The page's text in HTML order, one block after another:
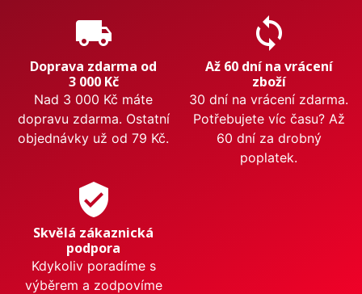
local_shipping
Doprava zdarma od
3 000 Kč
Nad 3 000 Kč máte
dopravu zdarma. Ostatní
objednávky už od 79 Kč.
sync
Až 60 dní na vrácení
zboží
30 dní na vrácení zdarma.
Potřebujete víc času? Až
60 dní za drobný
poplatek.
verified_user
Skvělá zákaznická
podpora
Kdykoliv poradíme s
výběrem a zodpovíme